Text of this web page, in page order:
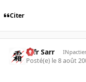
Citer
Ulfr Sarr
Posté(e) le 8 août